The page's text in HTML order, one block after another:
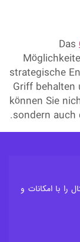
strategische
Griff
können Sie
sondern
با امکانات و